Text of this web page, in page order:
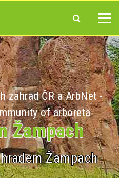
zahrad ČR a ArbNet -
of arboreta
Žampach
Žampach